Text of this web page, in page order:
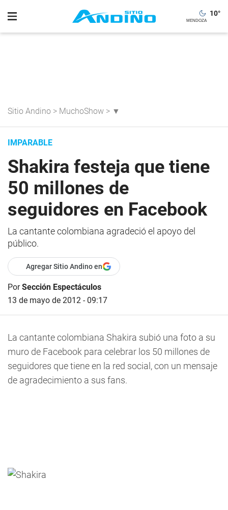
10°
Sitio Andino > MuchoShow > ▼
IMPARABLE
Shakira festeja que tiene
50 millones de
seguidores en Facebook
La cantante colombiana agradeció el apoyo del
público.
Agregar Sitio Andino en
PorSección Espectáculos
13 de mayo de 2012 - 09:17
La cantante colombiana Shakira subió una foto a su
muro de Facebook para celebrar los 50 millones de
seguidores que tiene en la red social, con un mensaje
de agradecimiento a sus fans.